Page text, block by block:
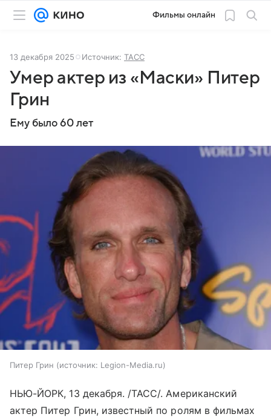
Фильмы онлайн
13 декабря 2025 Источник: ТАСС
Умер актер из «Маски» Питер
Грин
Ему было 60 лет
Питер Грин источник: Legion-Media.ru
НЬЮ-ЙОРК, 13 декабря. /ТАСС/. Американский
актер Питер Грин, известный по ролям в фильмах